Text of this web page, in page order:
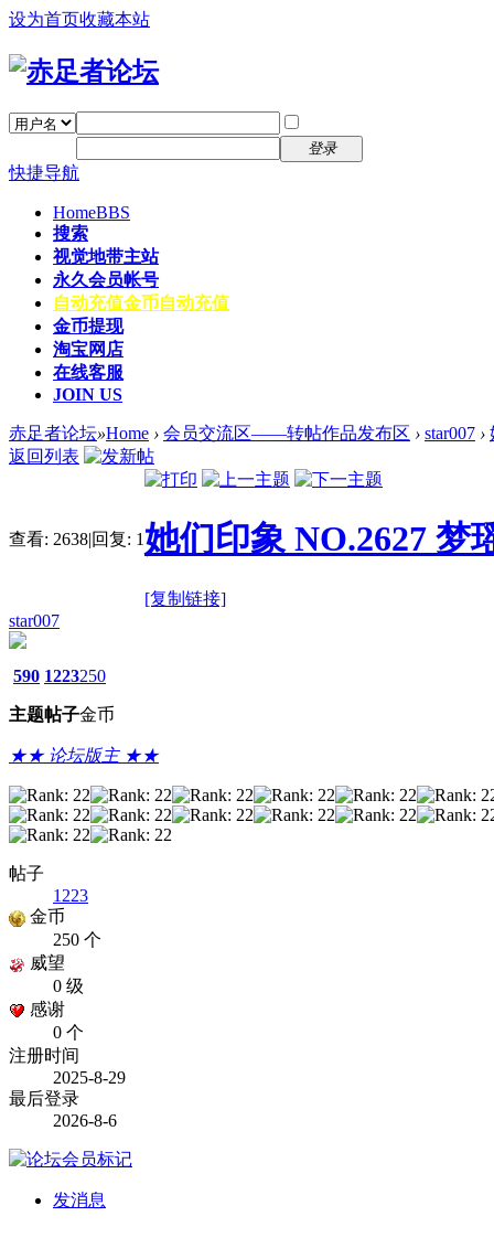
设为首页收藏本站
登录
快捷导航
HomeBBS
搜索
视觉地带主站
永久会员帐号
自动充值金币自动充值
金币提现
淘宝网店
在线客服
JOIN US
赤足者论坛»Home › 会员交流区——转帖作品发布区 › star007 ›
返回列表
查看: 2638|回复: 1 她们印象 NO.2627 梦
[复制链接]
star007
590
主题
1223
帖子
250
金币
★★ 论坛版主 ★★
帖子
1223
金币
250 个
威望
0 级
感谢
0 个
注册时间
2025-8-29
最后登录
2026-8-6
发消息